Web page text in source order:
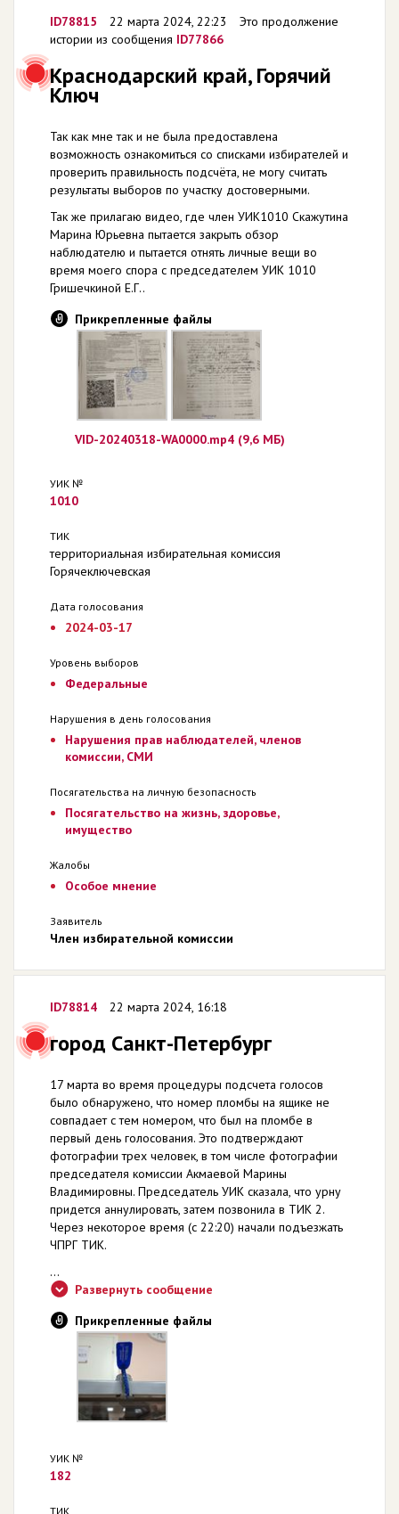
ID78815 22 марта 2024, 22:23
Это продолжение
истории из сообщения ID77866
Краснодарский край, Горячий
Ключ
Так как мне так и не была предоставлена
возможность ознакомиться со списками избирателей и
проверить правильность подсчёта, не могу считать
результаты выборов по участку достоверными.
Так же прилагаю видео, где член УИК1010 Скажутина
Марина Юрьевна пытается закрыть обзор
наблюдателю и пытается отнять личные вещи во
время моего спора с председателем УИК 1010
Гришечкиной Е.Г..
Прикрепленные файлы
VID-20240318-WA0000.mp4 (9,6 МБ)
УИК №
1010
ТИК
территориальная избирательная комиссия
Горячеключевская
Дата голосования
2024-03-17
Уровень выборов
Федеральные
Нарушения в день голосования
Нарушения прав наблюдателей, членов
комиссии, СМИ
Посягательства на личную безопасность
Посягательство на жизнь, здоровье,
имущество
Жалобы
Особое мнение
Заявитель
Член избирательной комиссии
ID78814 22 марта 2024, 16:18
город Санкт-Петербург
17 марта во время процедуры подсчета голосов
было обнаружено, что номер пломбы на ящике не
совпадает с тем номером, что был на пломбе в
первый день голосования. Это подтверждают
фотографии трех человек, в том числе фотографии
председателя комиссии Акмаевой Марины
Владимировны. Председатель УИК сказала, что урну
придется аннулировать, затем позвонила в ТИК 2.
Через некоторое время (с 22:20) начали подъезжать
ЧПРГ ТИК.
...
Развернуть сообщение
Прикрепленные файлы
УИК №
182
ТИК